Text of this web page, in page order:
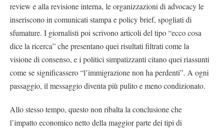
review e alla revisione interna, le organizzazioni di advocacy le
inseriscono in comunicati stampa e policy brief, spogliati di
sfumature. I giornalisti poi scrivono articoli del tipo “ecco cosa
dice la ricerca” che presentano quei risultati filtrati come la
visione di consenso, e i politici simpatizzanti citano quei riassunti
come se significassero “l’immigrazione non ha perdenti”. A ogni
passaggio, il messaggio diventa più pulito e meno condizionato.
Allo stesso tempo, questo non ribalta la conclusione che
l’impatto economico netto della maggior parte dei tipi di